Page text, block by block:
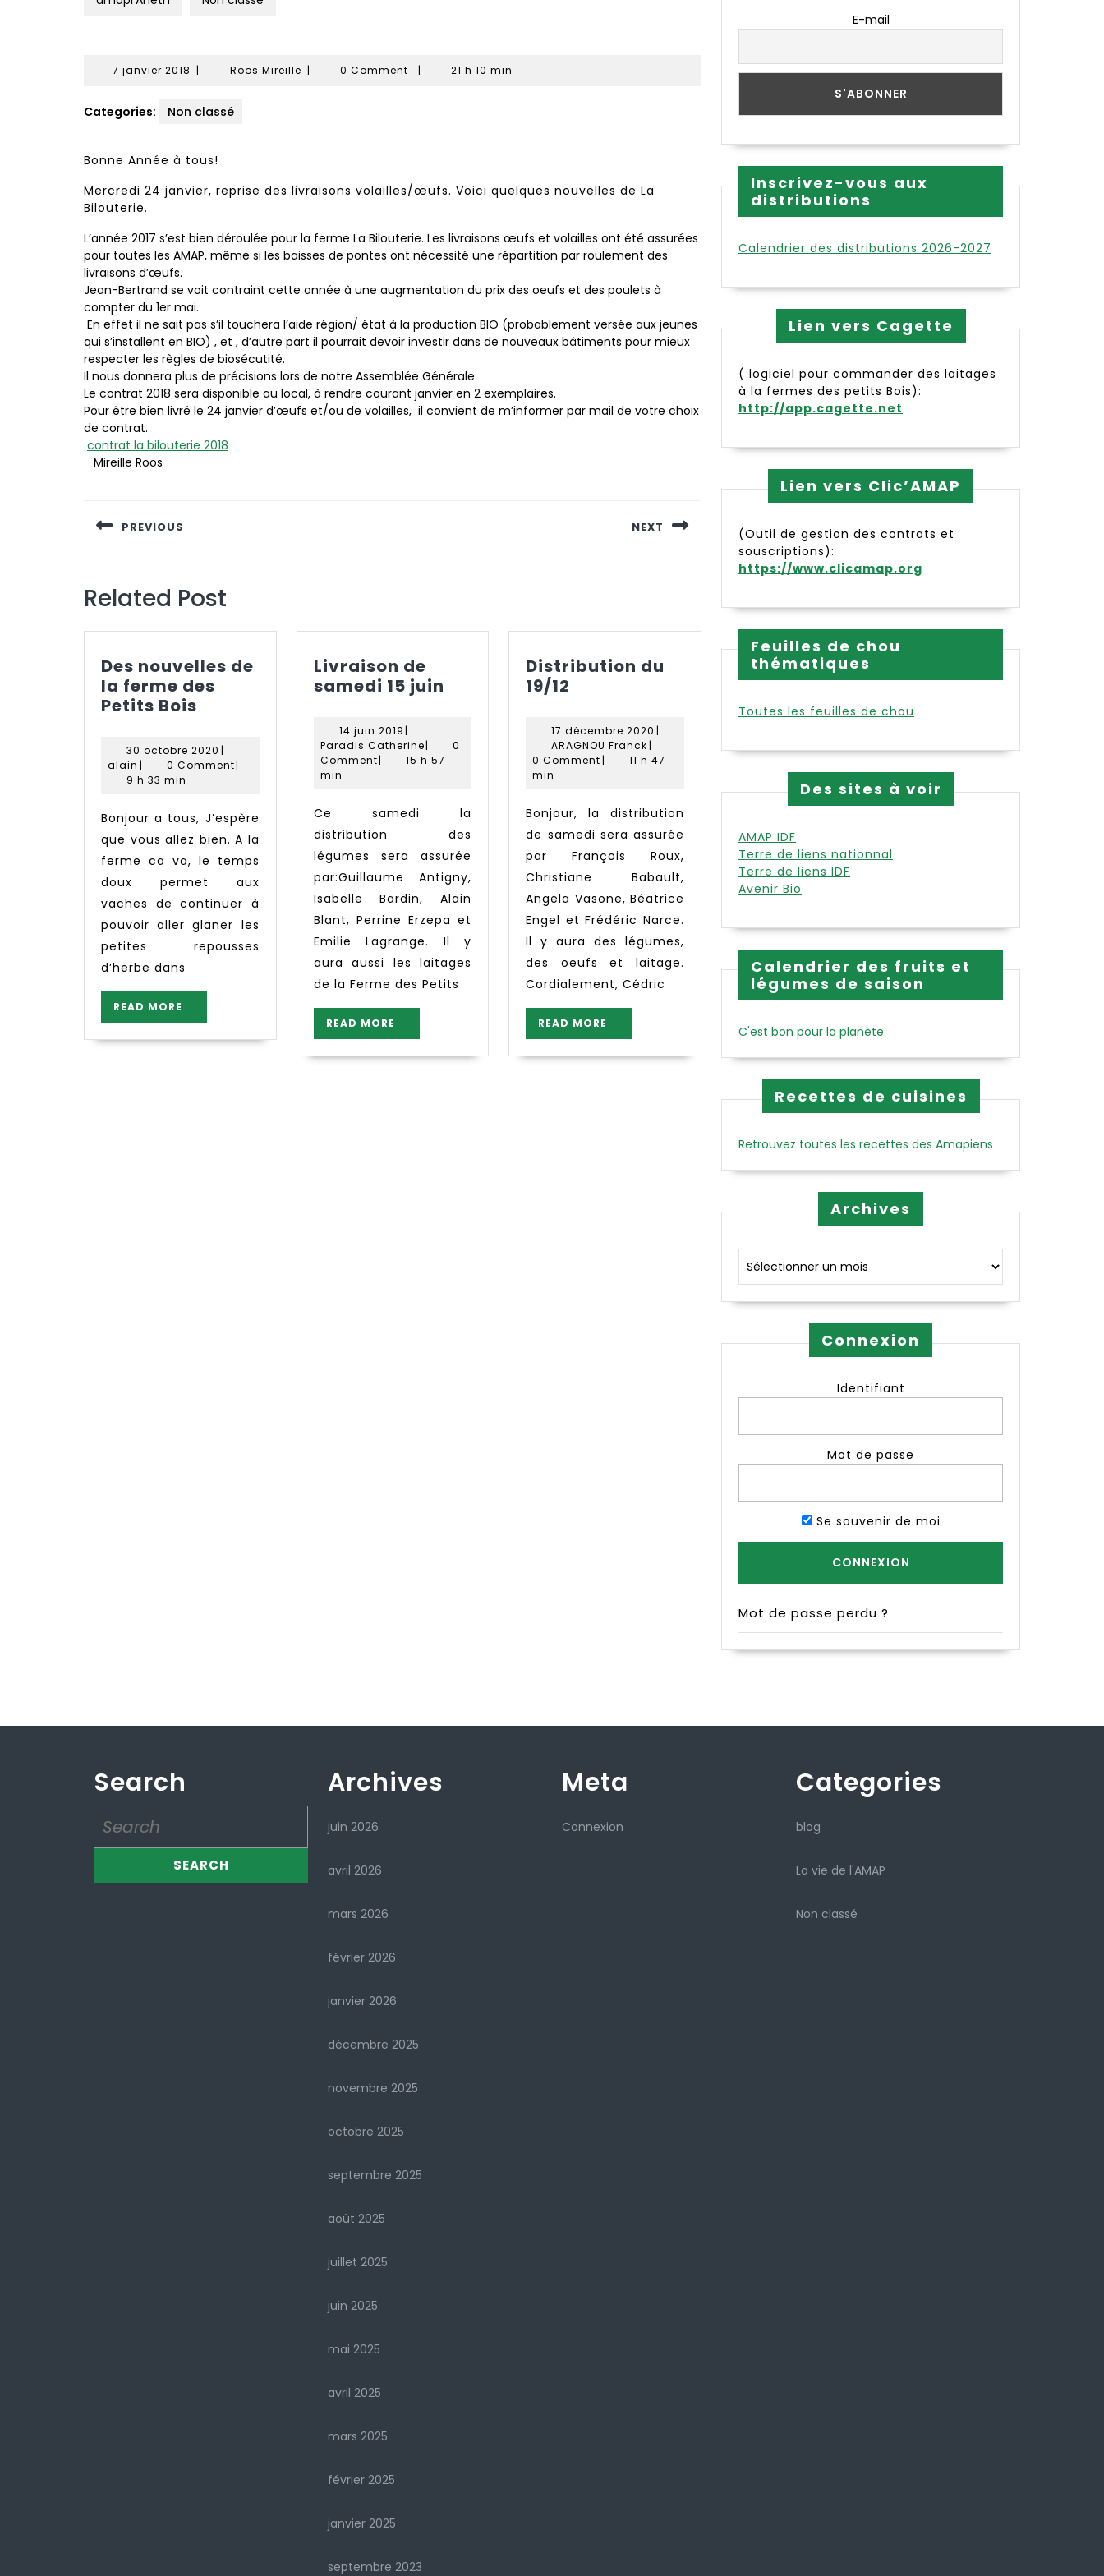
7 janvier 2018 | Roos MireilleRoos
| 0 Comment | 21 h 10 min
Categories: Non classé
Bonne Année à tous!
Mercredi 24 janvier, reprise des livraisons volailles/œufs. Voici quelques nouvelles de La
Bilouterie.
L’année 2017 s’est bien déroulée pour la ferme La Bilouterie. Les livraisons œufs et volailles ont été assurées
pour toutes les AMAP, même si les baisses de pontes ont nécessité une répartition par roulement des
livraisons d’œufs.
Jean-Bertrand se voit contraint cette année à une augmentation du prix des oeufs et des poulets à
compter du 1er mai.
En effet il ne sait pas s’il touchera l’aide région/ état à la production BIO (probablement versée aux jeunes
qui s’installent en BIO) , et , d’autre part il pourrait devoir investir dans de nouveaux bâtiments pour mieux
respecter les règles de biosécutité.
Il nous donnera plus de précisions lors de notre Assemblée Générale.
Le contrat 2018 sera disponible au local, à rendre courant janvier en 2 exemplaires.
Pour être bien livré le 24 janvier d’œufs et/ou de volailles, il convient de m’informer par mail de votre choix
de contrat.
contrat la bilouterie 2018
Mireille Roos
de PREVIOUS NEXT
Related Post
Des nouvelles de
la ferme des
Petits Bois
de
la
Petits
Bois
30 octobre 2020 30
octobre
|
alain alain
| 0 Comment|
9 h 33 min
Bonjour a tous, J’espère
que vous allez bien. A la
ferme ca va, le temps
doux permet aux
vaches de continuer à
pouvoir aller glaner les
petites repousses
d’herbe dans
READ MORE
MORE
Livraison de
samedi 15 juin Livraison
15
juin
14 juin 201914
juin
2019
|
Paradis CatherineParadis
Catherine
|
0
Comment|
15 h 57
min
Ce samedi la
distribution des
légumes sera assurée
par:Guillaume Antigny,
Isabelle Bardin, Alain
Blant, Perrine Erzepa et
Emilie Lagrange. Il y
aura aussi les laitages
de la Ferme des Petits
READ MORE
MORE
Distribution du
19/12
19/12
17 décembre 2020 17
2020
|
ARAGNOU FranckARAGNOU
Franck
|
0 Comment |
11 h 47
min
Bonjour, la distribution
de samedi sera assurée
par François Roux,
Christiane Babault,
Angela Vasone, Béatrice
Engel et Frédéric Narce.
Il y aura des légumes,
des oeufs et laitage.
Cordialement, Cédric
READ MORE
MORE
E-mail
Inscrivez-vous aux
distributions
Calendrier des distributions 2026-2027
Lien vers Cagette
( logiciel pour commander des laitages
à la fermes des petits Bois):
http://app.cagette.net
Lien vers Clic’AMAP
(Outil de gestion des contrats et
souscriptions):
https://www.clicamap.org
Feuilles de chou
thématiques
Toutes les feuilles de chou
Des sites à voir
AMAP IDF
Terre de liens nationnal
Terre de liens IDF
Avenir Bio
Calendrier des fruits et
légumes de saison
C'est bon pour la planète
Recettes de cuisines
Retrouvez toutes les recettes des Amapiens
Archives
Connexion
Identifiant
Mot de passe
Se souvenir de moi
Mot de passe perdu ?
Search
for:
Archives
juin 2026
avril 2026
mars 2026
février 2026
janvier 2026
décembre 2025
novembre 2025
octobre 2025
septembre 2025
août 2025
juillet 2025
juin 2025
mai 2025
avril 2025
mars 2025
février 2025
janvier 2025
septembre 2023
Meta
Connexion
Categories
blog
La vie de l'AMAP
Non classé